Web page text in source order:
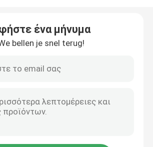
ένα μήνυμα
bellen je snel terug!